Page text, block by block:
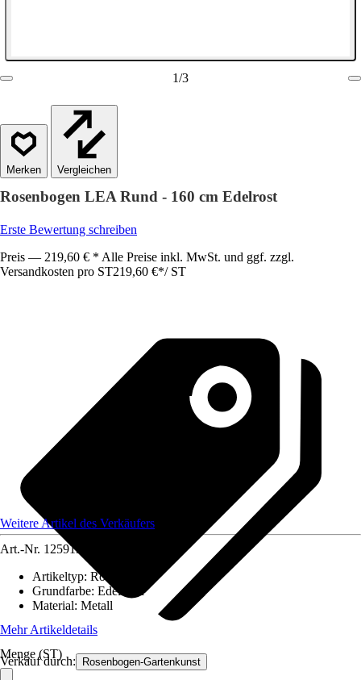
1/3
Vergleichen
Rosenbogen LEA Rund - 160 cm Edelrost
Erste Bewertung schreiben
Preis — 219,60 € * Alle Preise inkl. MwSt. und ggf. zzgl.
Versandkosten pro ST219,60 €*/ ST
Verkauf durch: Rosenbogen-Gartenkunst
Weitere Artikel des Verkäufers
Art.-Nr. 12591336
Artikeltyp: Rosenbogen
Grundfarbe: Edelstahl
Material: Metall
Mehr Artikeldetails
Menge (ST)